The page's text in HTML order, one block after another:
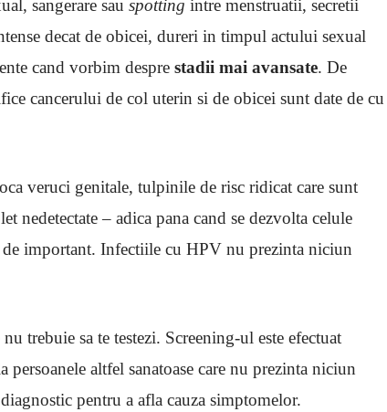
sangerare sau spotting intre menstruatii, secretii
decat de obicei, dureri in timpul actului sexual
cand vorbim despre stadii mai avansate. De
cancerului de col uterin si de obicei sunt date de cu
veruci genitale, tulpinile de risc ridicat care sunt
nedetectate – adica pana cand se dezvolta celule
de important. Infectiile cu HPV nu prezinta niciun
trebuie sa te testezi. Screening-ul este efectuat
altfel sanatoase care nu prezinta niciun
pentru a afla cauza simptomelor.